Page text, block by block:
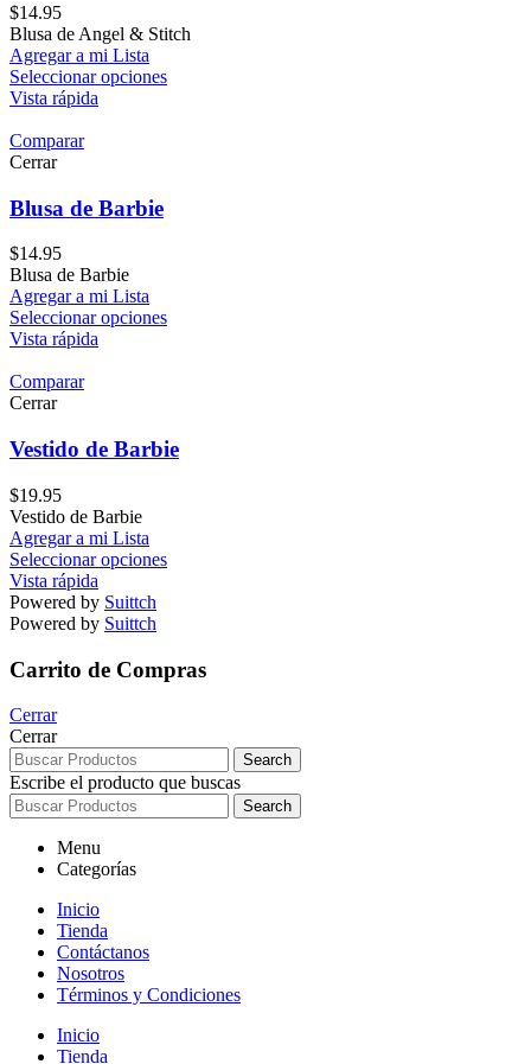
$14.95
Blusa de Angel & Stitch
Agregar a mi Lista
Seleccionar opciones
Vista rápida
Comparar
Cerrar
Blusa de Barbie
$14.95
Blusa de Barbie
Agregar a mi Lista
Seleccionar opciones
Vista rápida
Comparar
Cerrar
Vestido de Barbie
$19.95
Vestido de Barbie
Agregar a mi Lista
Seleccionar opciones
Vista rápida
Powered by Suittch
Powered by Suittch
Carrito de Compras
Cerrar
Cerrar
Search
Escribe el producto que buscas
Search
Menu
Categorías
Inicio
Tienda
Contáctanos
Nosotros
Términos y Condiciones
Inicio
Tienda